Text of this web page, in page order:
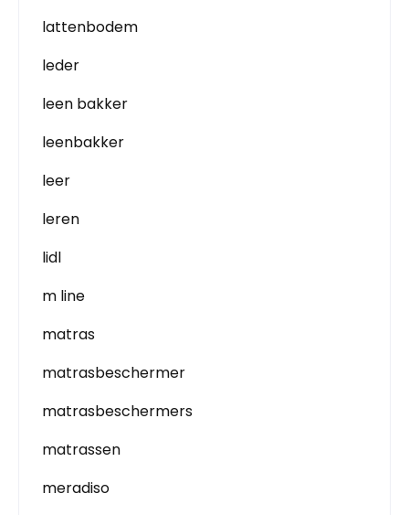
lattenbodem
leder
leen bakker
leenbakker
leer
leren
lidl
m line
matras
matrasbeschermer
matrasbeschermers
matrassen
meradiso